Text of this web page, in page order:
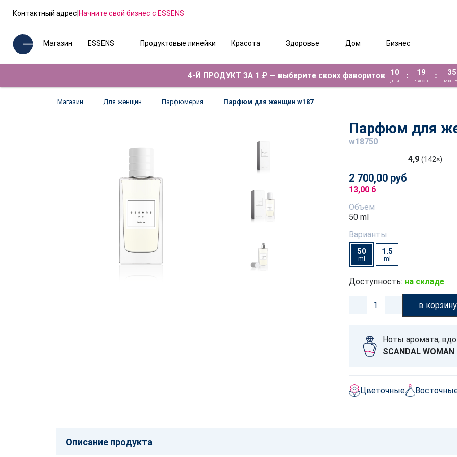
Контактный адрес|Начните свой бизнес с ESSENS
Магазин ESSENS Продуктовые линейки Красота Здоровье Дом Бизнес
4-Й ПРОДУКТ ЗА 1 ₽ — выберите своих фаворитов 10
ДНЯ
: 19
ЧАСОВ
: 35
Магазин Для женщин Парфюмерия Парфюм для женщин w187
Парфюм для
w18750
4,9 (142×)
2 700,00 руб
13,00 б
Объем
50 ml
Варианты
50
ml
1.5
ml
Доступность: на складе
в корзину
Ноты аромата,
SCANDAL WOMAN
Цветочные
Описание продукта